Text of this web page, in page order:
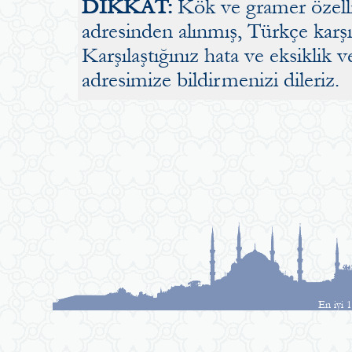
DİKKAT: Kök ve gramer
adresinden alınmış, Türkçe
Karşılaştığınız hata ve
adresimize bildirmenizi dileriz.
En iyi